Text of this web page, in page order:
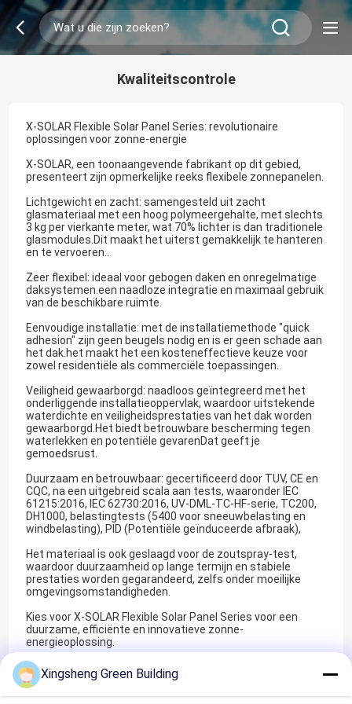
Kwaliteitscontrole
X-SOLAR Flexible Solar Panel Series: revolutionaire
oplossingen voor zonne-energie
X-SOLAR, een toonaangevende fabrikant op dit gebied,
presenteert zijn opmerkelijke reeks flexibele zonnepanelen.
Lichtgewicht en zacht: samengesteld uit zacht
glasmateriaal met een hoog polymeergehalte, met slechts
3 kg per vierkante meter, wat 70% lichter is dan traditionele
glasmodules.Dit maakt het uiterst gemakkelijk te hanteren
en te vervoeren..
Zeer flexibel: ideaal voor gebogen daken en onregelmatige
daksystemen.een naadloze integratie en maximaal gebruik
van de beschikbare ruimte.
Eenvoudige installatie: met de installatiemethode "quick
adhesion" zijn geen beugels nodig en is er geen schade aan
het dak.het maakt het een kosteneffectieve keuze voor
zowel residentiële als commerciële toepassingen.
Veiligheid gewaarborgd: naadloos geïntegreerd met het
onderliggende installatieoppervlak, waardoor uitstekende
waterdichte en veiligheidsprestaties van het dak worden
gewaarborgd.Het biedt betrouwbare bescherming tegen
waterlekken en potentiële gevarenDat geeft je
gemoedsrust.
Duurzaam en betrouwbaar: gecertificeerd door TUV, CE en
CQC, na een uitgebreid scala aan tests, waaronder IEC
61215:2016, IEC 62730:2016, UV-DML-TC-HF-serie, TC200,
DH1000, belastingtests (5400 voor sneeuwbelasting en
windbelasting), PID (Potentiële geïnduceerde afbraak),
Het materiaal is ook geslaagd voor de zoutspray-test,
waardoor duurzaamheid op lange termijn en stabiele
prestaties worden gegarandeerd, zelfs onder moeilijke
omgevingsomstandigheden.
Kies voor X-SOLAR Flexible Solar Panel Series voor een
duurzame, efficiënte en innovatieve zonne-
energieoplossing.
Xingsheng Green Building